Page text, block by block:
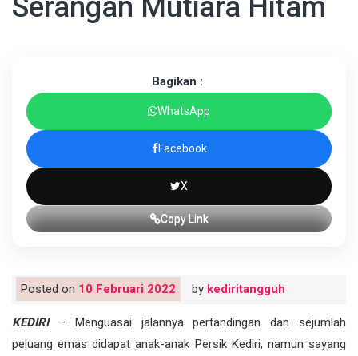
Serangan Mutiara Hitam
Bagikan :
WhatsApp
Facebook
X
Copy Link
Posted on 10 Februari 2022 by kediritangguh
KEDIRI– Menguasai jalannya pertandingan dan sejumlah
peluang emas didapat anak-anak Persik Kediri, namun sayang